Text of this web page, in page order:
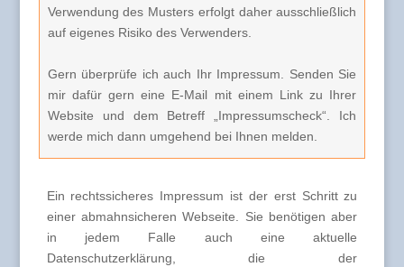
Verwendung des Musters erfolgt daher ausschließlich
auf eigenes Risiko des Verwenders.
Gern überprüfe ich auch Ihr Impressum. Senden Sie
mir dafür gern eine E-Mail mit einem Link zu Ihrer
Website und dem Betreff „Impressumscheck“. Ich
werde mich dann umgehend bei Ihnen melden.
Ein rechtssicheres Impressum ist der erst Schritt zu
einer abmahnsicheren Webseite. Sie benötigen aber
in jedem Falle auch eine aktuelle
Datenschutzerklärung, die der